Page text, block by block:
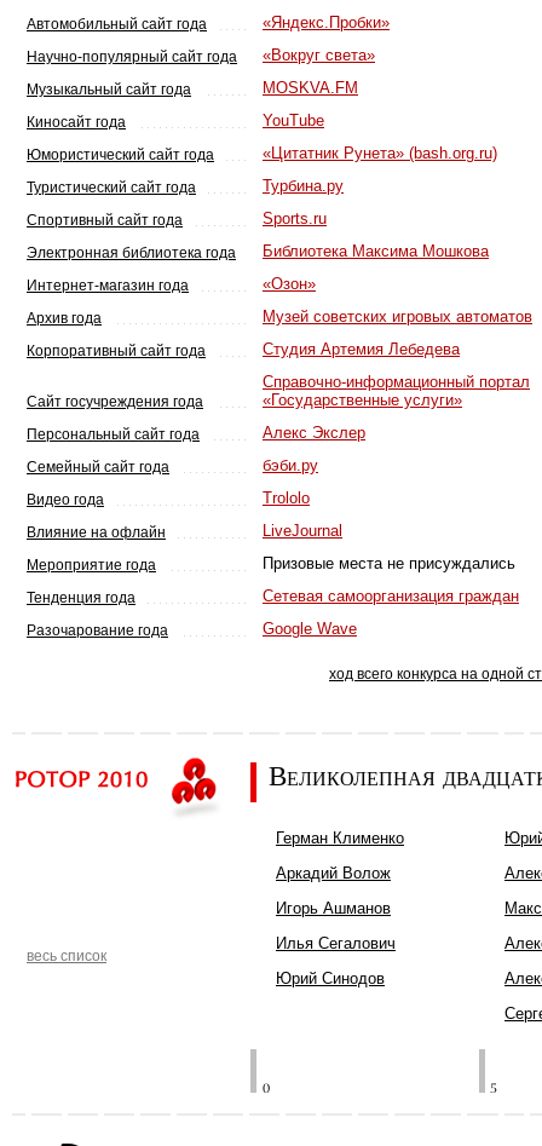
Автомобильный сайт года «Яндекс.Пробки»
Научно-популярный сайт года «Вокруг света»
Музыкальный сайт года MOSKVA.FM
Киносайт года YouTube
Юмористический сайт года «Цитатник Рунета» (bash.org.ru)
Туристический сайт года Турбина.ру
Спортивный сайт года Sports.ru
Электронная библиотека года Библиотека Максима Мошкова
Интернет-магазин года «Озон»
Архив года Музей советских игровых автоматов
Корпоративный сайт года Студия Артемия Лебедева
Сайт госучреждения года
Справочно-информационный портал
«Государственные услуги»
Персональный сайт года Алекс Экслер
Семейный сайт года бэби.ру
Видео года Trololo
Влияние на офлайн LiveJournal
Мероприятие года Призовые места не присуждались
Тенденция года Сетевая самоорганизация граждан
Разочарование года Google Wave
ход всего конкурса на одной
Великолепная
весь список
Герман Клименко
Аркадий Волож
Игорь Ашманов
Илья Сегалович
Юрий Синодов